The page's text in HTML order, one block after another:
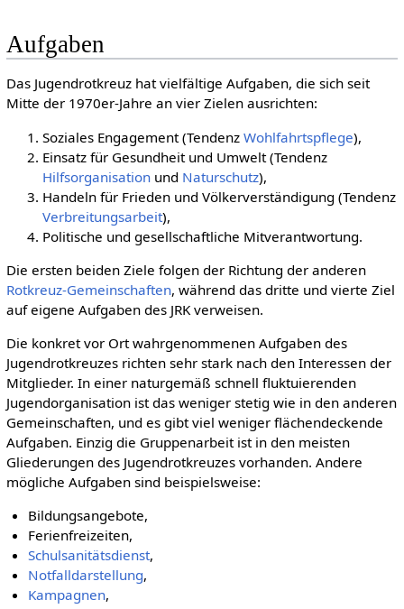
Aufgaben
Das Jugendrotkreuz hat vielfältige Aufgaben, die sich seit
Mitte der 1970er-Jahre an vier Zielen ausrichten:
Soziales Engagement (Tendenz Wohlfahrtspflege),
Einsatz für Gesundheit und Umwelt (Tendenz
Hilfsorganisationund Naturschutz),
Handeln für Frieden und Völkerverständigung (Tendenz
Verbreitungsarbeit),
Politische und gesellschaftliche Mitverantwortung.
Die ersten beiden Ziele folgen der Richtung der anderen
Rotkreuz-Gemeinschaften, während das dritte und vierte Ziel
auf eigene Aufgaben des JRK verweisen.
Die konkret vor Ort wahrgenommenen Aufgaben des
Jugendrotkreuzes richten sehr stark nach den Interessen der
Mitglieder. In einer naturgemäß schnell fluktuierenden
Jugendorganisation ist das weniger stetig wie in den anderen
Gemeinschaften, und es gibt viel weniger flächendeckende
Aufgaben. Einzig die Gruppenarbeit ist in den meisten
Gliederungen des Jugendrotkreuzes vorhanden. Andere
mögliche Aufgaben sind beispielsweise:
Bildungsangebote,
Ferienfreizeiten,
Schulsanitätsdienst,
Notfalldarstellung,
Kampagnen,